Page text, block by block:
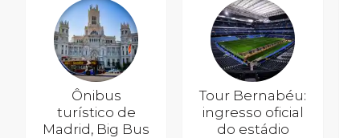
Ônibus
turístico de
Madrid, Big Bus
Tour Bernabéu:
ingresso oficial
do estádio